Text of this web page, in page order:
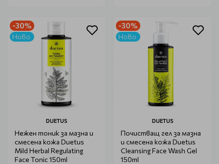
-30%
Ново
DUETUS
Нежен тоник за мазна и
смесена кожа Duetus
Mild Herbal Regulating
Face Tonic 150ml
-30%
Ново
DUETUS
Почистващ гел за мазна
и смесена кожа Duetus
Cleansing Face Wash Gel
150ml